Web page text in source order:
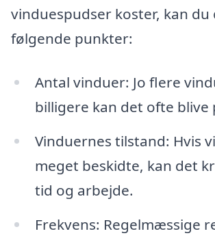
vinduespudser koster, kan du
følgende punkter:
Antal vinduer: Jo flere
billigere kan det ofte blive
Vinduernes tilstand: Hvis
meget beskidte, kan det
tid og arbejde.
Frekvens: Regelmæssige